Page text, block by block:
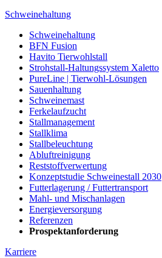
Schweinehaltung
Schweinehaltung
BFN Fusion
Havito Tierwohlstall
Strohstall-Haltungssystem Xaletto
PureLine | Tierwohl-Lösungen
Sauenhaltung
Schweinemast
Ferkelaufzucht
Stallmanagement
Stallklima
Stallbeleuchtung
Abluftreinigung
Reststoffverwertung
Konzeptstudie Schweinestall 2030
Futterlagerung / Futtertransport
Mahl- und Mischanlagen
Energieversorgung
Referenzen
Prospektanforderung
Karriere